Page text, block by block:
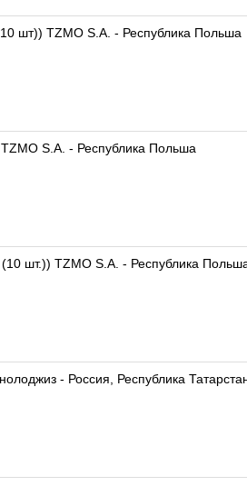
шт)) TZMO S.A. - Республика Польша
S.A. - Республика Польша
шт.)) TZMO S.A. - Республика
- Россия, Республика